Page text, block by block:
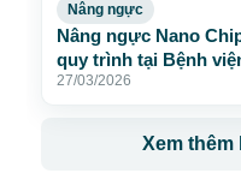
Nâng ngực
Nâng ngực Nano
quy trình tại Bệnh
27/03/2026
Xem thêm